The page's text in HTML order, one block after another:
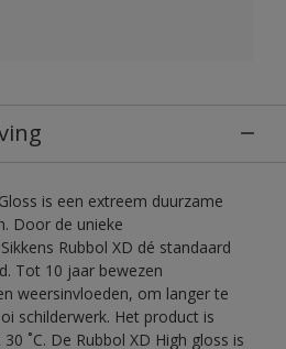
is een extreem duurzame
Door de unieke
Rubbol XD dé standaard
Tot 10 jaar bewezen
weersinvloeden, om langer te
schilderwerk. Het product is
˚C. De Rubbol XD High gloss is